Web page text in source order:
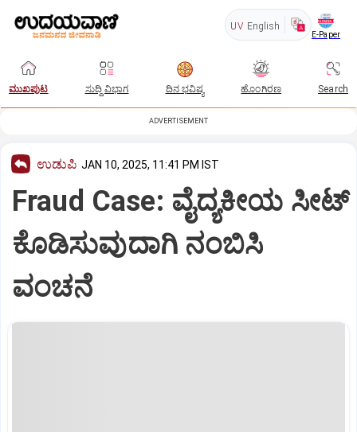
UV English
E-Paper
ಮುಖಪುಟ ಸುದ್ದಿ ವಿಭಾಗ ದಿನ ಭವಿಷ್ಯ ಹೊಂಗಿರಣ Search
ADVERTISEMENT
ಉಡುಪಿ JAN 10, 2025, 11:41 PM IST
Fraud Case: ವೈದ್ಯಕೀಯ ಸೀಟ್‌
ಕೊಡಿಸುವುದಾಗಿ ನಂಬಿಸಿ
ವಂಚನೆ